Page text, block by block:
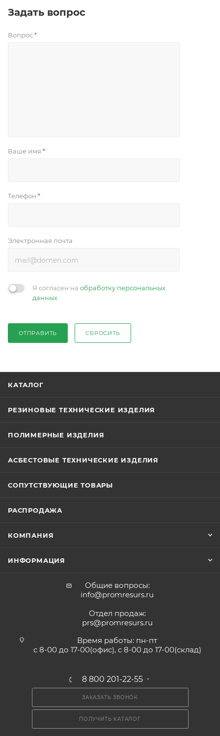
Задать вопрос
Вопрос *
Ваше имя *
Телефон *
Электронная почта
Я согласен на обработку персональных
данных
ОТПРАВИТЬ СБРОСИТЬ
КАТАЛОГ
РЕЗИНОВЫЕ ТЕХНИЧЕСКИЕ ИЗДЕЛИЯ
ПОЛИМЕРНЫЕ ИЗДЕЛИЯ
АСБЕСТОВЫЕ ТЕХНИЧЕСКИЕ ИЗДЕЛИЯ
СОПУТСТВУЮЩИЕ ТОВАРЫ
РАСПРОДАЖА
КОМПАНИЯ
ИНФОРМАЦИЯ
Общие вопросы:
info@promresurs.ru
Отдел продаж:
prs@promresurs.ru
Время работы: пн-пт
с 8-00 до 17-00(офис), с 8-00 до 17-00(склад)
8 800 201-22-55
ЗАКАЗАТЬ ЗВОНОК
ПОЛУЧИТЬ КАТАЛОГ